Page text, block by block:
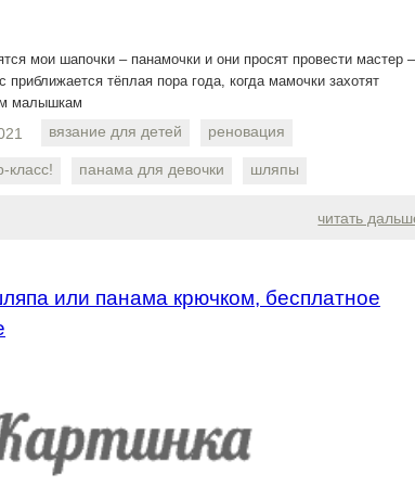
мои шапочки – панамочки и они просят провести мастер –
приближается тёплая пора года, когда мамочки захотят
малышкам
вязание для детей реновация
класс! панама для девочки шляпы
читать
или панама крючком, бесплатное